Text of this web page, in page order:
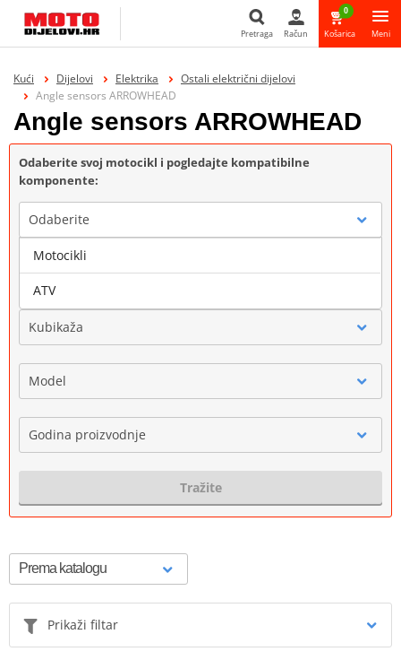
Pretraga Račun
0
Košarica Meni
Kući Dijelovi Elektrika
Ostali električni dijelovi
Angle sensors ARROWHEAD
Angle sensors ARROWHEAD
Odaberite svoj motocikl i pogledajte kompatibilne
komponente:
Odaberite
Marka
Kubikaža
Model
Godina proizvodnje
Tražite
Prikaži filtar
Motocikli
ATV